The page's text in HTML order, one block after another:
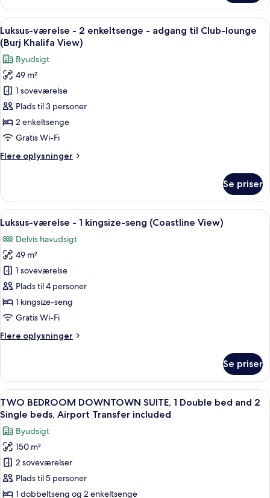
Club-
lounge
(Burj
Khalifa
View)
værelse
1
kingsize-
seng
-
adgang
til
Club-
lounge
Khalifa
View)
Indlæs
alle
billeder
af
Luksus-
værelse
-
2
enkeltsenge
adgang
lounge
(Burj
View)
Et hotelværelse med en seng, to
12
Luksus-værelse - 2 enkeltsenge - adgang til Club-lounge
(Burj Khalifa View)
Byudsigt
49 m²
1 soveværelse
Plads til 3 personer
2 enkeltsenge
Gratis Wi-Fi
Flere oplysninger
Flere
værelse
2
-
adgang
til
Club-
lounge
(Burj
Khalifa
View)
Se priser
Indlæs
alle
billeder
af
Luksus-
værelse
-
1
seng
Luksus-værelse - 1 kingsize-seng
9
Luksus-værelse - 1 kingsize-seng (Coastline View)
Delvis havudsigt
49 m²
1 soveværelse
Plads til 4 personer
1 kingsize-seng
Gratis Wi-Fi
Flere oplysninger
Flere
værelse
1
kingsize-
seng
(Coastline
View)
Se priser
Indlæs
alle
billeder
af
TWO
BEDROOM
DOWNTOWN
SUITE,
Et moderne hotelværelse med et
10
TWO BEDROOM DOWNTOWN SUITE, 1 Double bed and 2
Single beds, Airport Transfer included
Byudsigt
150 m²
2 soveværelser
Plads til 5 personer
1 dobbeltseng og 2 enkeltsenge